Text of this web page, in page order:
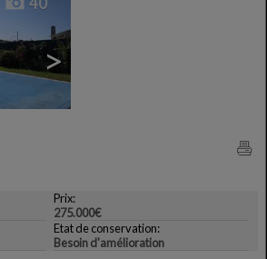
>
40
Prix:
275.000€
Etat de conservation:
Besoin d'amélioration